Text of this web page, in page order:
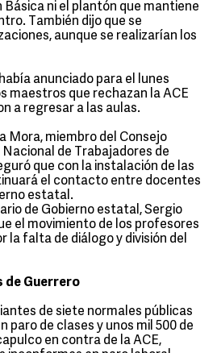
Básica ni el plantón que mantiene
También dijo que se
aunque se realizarían los
anunciado para el lunes
maestros que rechazan la ACE
a regresar a las aulas.
Mora, miembro del Consejo
de Trabajadores de
que con la instalación de las
el contacto entre docentes
estatal.
de Gobierno estatal, Sergio
el movimiento de los profesores
la falta de diálogo y división del
de Guerrero
de siete normales públicas
paro de clases y unos mil 500 de
en contra de la ACE,